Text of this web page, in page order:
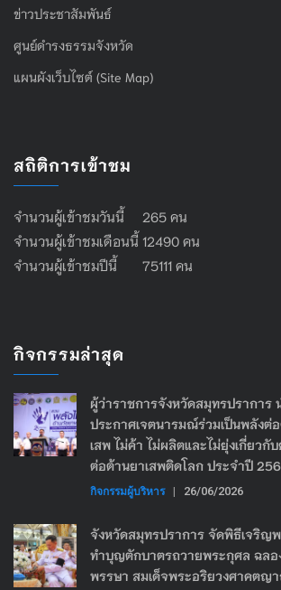
ข่าวประชาสัมพันธ์
ศูนย์ดำรงธรรมจังหวัด
แผนผังเว็บไซต์ (Site Map)
สถิติการเข้าชม
จำนวนผู้เข้าชมวันนี้ 265 คน
จำนวนผู้เข้าชมเดือนนี้ 12490 คน
จำนวนผู้เข้าชมปีนี้ 75111 คน
กิจกรรมล่าสุด
ผู้ว่าราชการจังหวัดสมุทรปราการ
ประกาศเจตนารมณ์ร่วมเป็นพลังต่
เสพ ไม่ค้า ไม่ผลิตและไม่ยุ่งเกี่ยวกั
ต่อต้านยาเสพติดโลก ประจำปี
กิจกรรมผู้บริหาร | 26/06/2026
จังหวัดสมุทรปราการ จัดพิธีเจริญ
ทำบุญตักบาตรถวายพระกุศล ฉลอ
พรรษา สมเด็จพระอริยวงศาคตญ